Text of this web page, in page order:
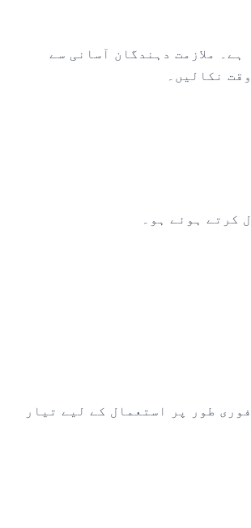
ملازمت دہندگان آسانی سے
نکالیں۔
طور پر استعمال کے لیے تیار